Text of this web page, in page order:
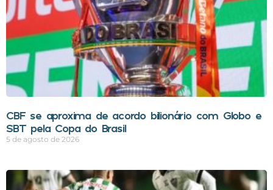
CBF se aproxima de acordo bilionário com Globo e
SBT pela Copa do Brasil
5 de agosto de 2026